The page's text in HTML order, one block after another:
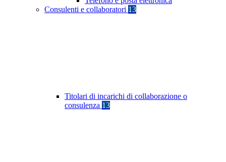
Consulenti e collaboratori 13
Titolari di incarichi di collaborazione o
consulenza 13